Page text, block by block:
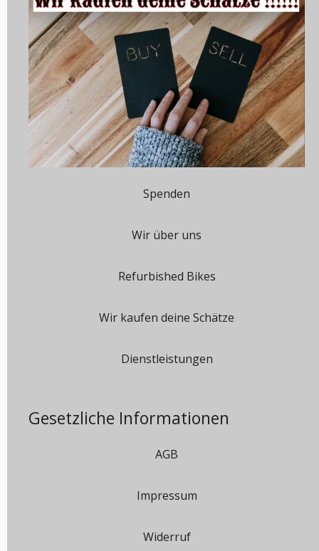
Spenden
Wir über uns
Refurbished Bikes
Wir kaufen deine Schätze
Dienstleistungen
Gesetzliche Informationen
AGB
Impressum
Widerruf